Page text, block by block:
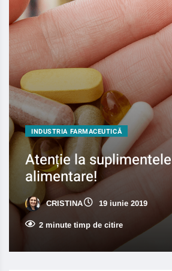
INDUSTRIA FARMACEUTICĂ
Atenție la suplimentele
alimentare!
CRISTINA 19 iunie 2019
2 minute timp de citire